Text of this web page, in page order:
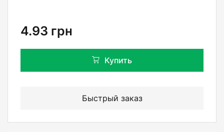
4.93 грн
Купить
Быстрый заказ